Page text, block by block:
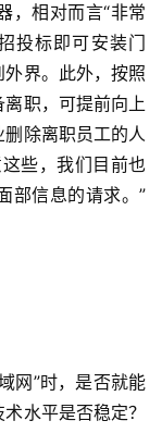
，相对而言“非常
投标即可安装门
界。此外，按照
职，可提前向上
除离职员工的人
些，我们目前也
部信息的请求。”
网”时，是否就能
水平是否稳定？